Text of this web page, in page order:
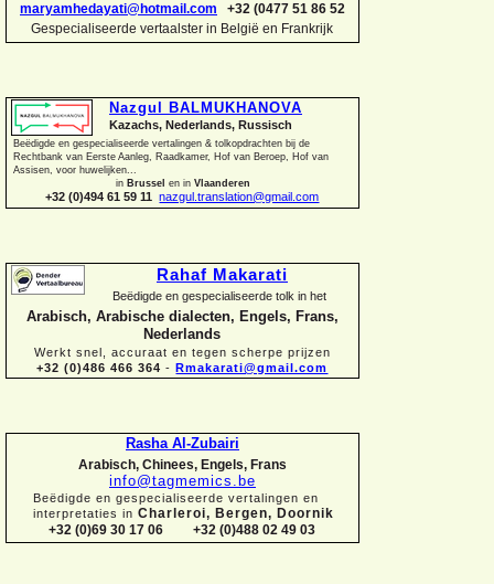
maryamhedayati@hotmail.com
+32 (0477 51 86 52
Gespecialiseerde vertaalster in België en Frankrijk
Nazgul BALMUKHANOVA
Kazachs, Nederlands, Russisch
Beëdigde en gespecialiseerde vertalingen & tolkopdrachten bij de
Rechtbank van Eerste Aanleg, Raadkamer, Hof van Beroep, Hof van
Assisen, voor huwelijken...
in Brussel en inVlaanderen
+32 (0)494 61 59 11nazgul.translation@gmail.com
Rahaf Makarati
Beëdigde en gespecialiseerde tolk in het
Arabisch, Arabische dialecten, Engels, Frans,
Nederlands
Werkt snel, accuraat en tegen scherpe prijzen
+32 (0)486 466 364 - Rmakarati@gmail.com
Rasha Al-Zubairi
Arabisch, Chinees, Engels, Frans
info@tagmemics.be
Beëdigde en gespecialiseerde vertalingen en
interpretaties in Charleroi, Bergen, Doornik
+32 (0)69 30 17 06 +32 (0)488 02 49 03